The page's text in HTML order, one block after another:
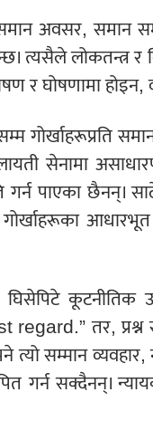
अवसर, समान
त्यसैले लोकतन्त्र र
र घोषणामा होइन,
सेनामा
पाएका छैनन्।
कूटनीतिक
तर, प्रश्न
त्यो सम्मान
गर्न सक्दैनन्।